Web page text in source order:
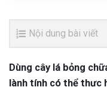
Nội dung bài viết
Dùng cây lá bỏng
lành tính có thể thực